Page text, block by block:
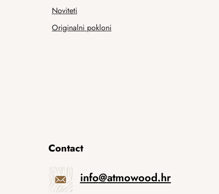
Noviteti
Originalni pokloni
Contact
info@atmowood.hr